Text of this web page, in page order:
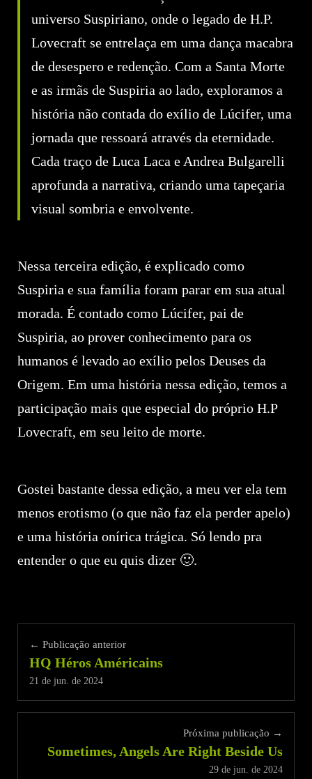
universo Suspiriano, onde o legado de H.P.
Lovecraft se entrelaça em uma dança macabra
de desespero e redenção. Com a Santa Morte
e as irmãs de Suspiria ao lado, exploramos a
história não contada do exílio de Lúcifer, uma
jornada que ressoará através da eternidade.
Cada traço de Luca Laca e Andrea Bulgarelli
aprofunda a narrativa, criando uma tapeçaria
visual sombria e envolvente.
Nessa terceira edição, é explicado como
Suspiria e sua família foram parar em sua atual
morada. É contado como Lúcifer, pai de
Suspiria, ao prover conhecimento para os
humanos é levado ao exílio pelos Deuses da
Origem. Em uma história nessa edição, temos a
participação mais que especial do próprio H.P
Lovecraft, em seu leito de morte.
Gostei bastante dessa edição, a meu ver ela tem
menos erotismo (o que não faz ela perder apelo)
e uma história onírica trágica. Só lendo pra
entender o que eu quis dizer 🙂.
← Publicação anterior
HQ Héros Américains
21 de jun. de 2024
Próxima publicação →
Sometimes, Angels Are Right Beside Us
29 de jun. de 2024